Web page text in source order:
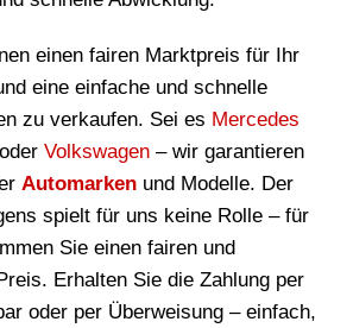
einen fairen Marktpreis für Ihr
eine einfache und schnelle
zu verkaufen. Sei es Mercedes
oder Volkswagen – wir garantieren
Automarken und Modelle. Der
spielt für uns keine Rolle – für
Sie einen fairen und
Erhalten Sie die Zahlung per
oder per Überweisung – einfach,